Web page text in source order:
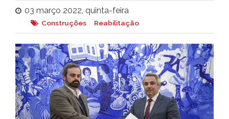
03 março 2022, quinta-feira
Construções Reabilitação